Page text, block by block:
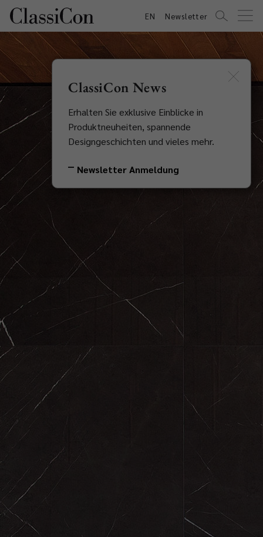
EN Newsletter
ClassiCon News
Erhalten Sie exklusive Einblicke in
Produktneuheiten, spannende
Designgeschichten und vieles mehr.
Newsletter Anmeldung